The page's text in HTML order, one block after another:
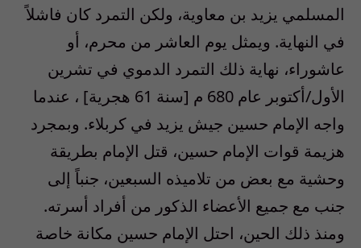
المسلمي يزيد بن معاوية، ولكن التمرد كان فاشلاً
في النهاية. ويمثل يوم العاشر من محرم، أو
عاشوراء، نهاية ذلك التمرد الدموي في تشرين
الأول/أكتوبر عام 680 م [سنة 61 هجرية] ، عندما
واجه الإمام حسين جيش يزيد في كربلاء. وبمجرد
هزيمة قوات الإمام حسين، قتل الإمام بطريقة
وحشية مع بعض من تلاميذه السبعين، جنباً إلى
جنب مع جميع الأعضاء الذكور من أفراد أسرته.
ومنذ ذلك الحين، احتل الإمام حسين مكانة خاصة